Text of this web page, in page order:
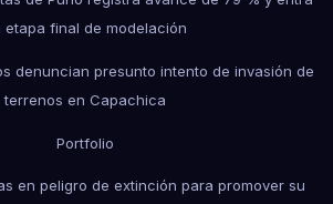
etapa final de modelación
denuncian presunto intento de invasión de
terrenos en Capachica
Portfolio
en peligro de extinción para promover su